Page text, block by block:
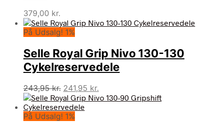
379,00 kr.
På Udsalg! 1%
Selle Royal Grip Nivo 130-130
Cykelreservedele
243,95kr. Den
oprindelige
pris
var:
241,95 kr.
aktuelle
På Udsalg! 1%